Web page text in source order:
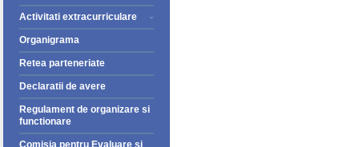
Activitati extracurriculare
Organigrama
Retea parteneriate
Declaratii de avere
Regulament de organizare si
functionare
Comisia pentru Evaluare si